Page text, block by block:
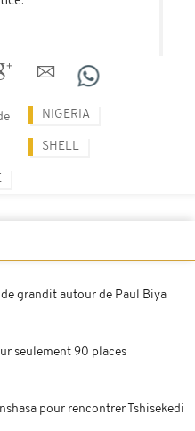
NIGERIA
SHELL
grandit autour de Paul Biya
seulement 90 places
pour rencontrer Tshisekedi